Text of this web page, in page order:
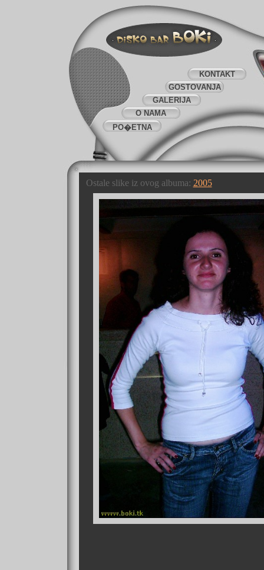
PO�ETNA
O NAMA
GALERIJA
GOSTOVANJA
KONTAKT
Ostale slike iz ovog albuma: 2005